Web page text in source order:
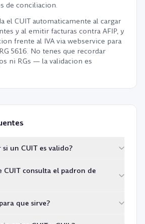
de conciliacion.
el CUIT automaticamente al cargar
y al emitir facturas contra AFIP, y
frente al IVA via webservice para
5616. No tenes que recordar
ni RGs — la validacion es
un CUIT es valido?
que tenga 11 digitos,
y que el digito verificador cierre
que falla. La comprobacion
CUIT consulta el padron de
prefijo y digito verificador. Eso
que sirve?